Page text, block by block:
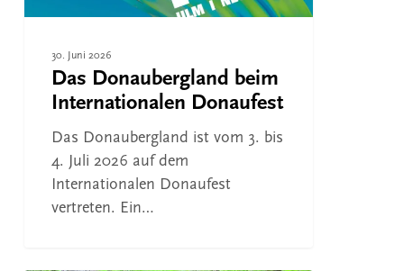
30. Juni 2026
Das Donaubergland beim
Internationalen Donaufest
Das Donaubergland ist vom 3. bis
4. Juli 2026 auf dem
Internationalen Donaufest
vertreten. Ein…